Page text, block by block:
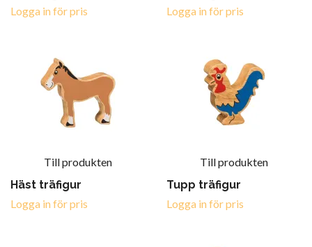
Logga in för pris
Logga in för pris
Till produkten
Häst träfigur
Logga in för pris
Till produkten
Tupp träfigur
Logga in för pris